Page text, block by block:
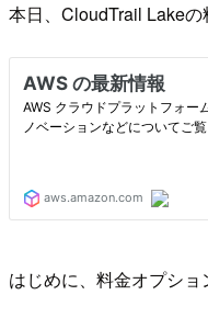
本日、CloudTrail Lakeの
はじめに、料金オプショ